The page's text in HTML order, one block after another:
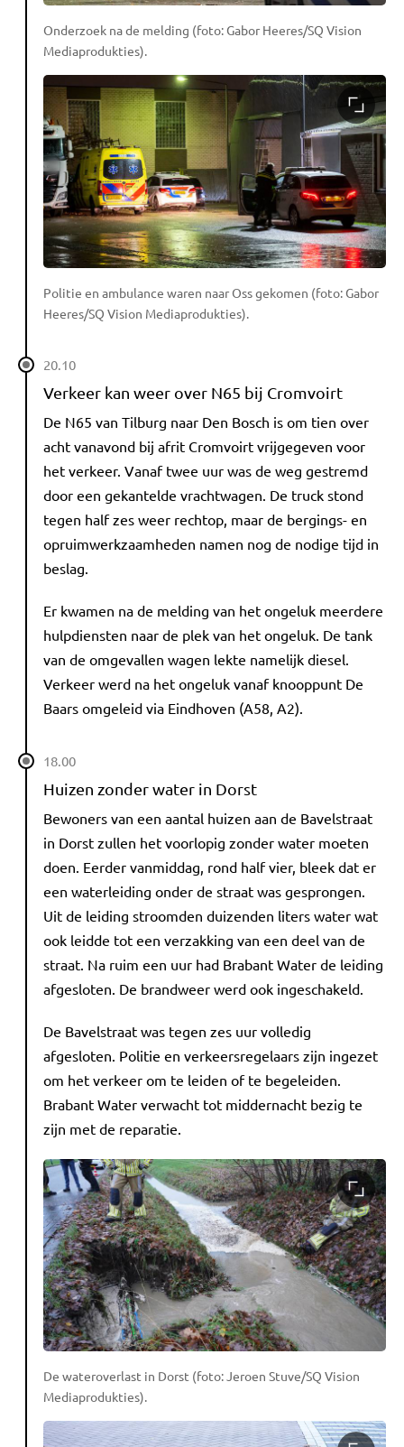
Onderzoek na de melding (foto: Gabor Heeres/SQ Vision
Mediaprodukties).
Politie en ambulance waren naar Oss gekomen (foto: Gabor
Heeres/SQ Vision Mediaprodukties).
20.10
Verkeer kan weer over N65 bij Cromvoirt
De N65 van Tilburg naar Den Bosch is om tien over
acht vanavond bij afrit Cromvoirt vrijgegeven voor
het verkeer. Vanaf twee uur was de weg gestremd
door een gekantelde vrachtwagen. De truck stond
tegen half zes weer rechtop, maar de bergings- en
opruimwerkzaamheden namen nog de nodige tijd in
beslag.
Er kwamen na de melding van het ongeluk meerdere
hulpdiensten naar de plek van het ongeluk. De tank
van de omgevallen wagen lekte namelijk diesel.
Verkeer werd na het ongeluk vanaf knooppunt De
Baars omgeleid via Eindhoven (A58, A2).
18.00
Huizen zonder water in Dorst
Bewoners van een aantal huizen aan de Bavelstraat
in Dorst zullen het voorlopig zonder water moeten
doen. Eerder vanmiddag, rond half vier, bleek dat er
een waterleiding onder de straat was gesprongen.
Uit de leiding stroomden duizenden liters water wat
ook leidde tot een verzakking van een deel van de
straat. Na ruim een uur had Brabant Water de leiding
afgesloten. De brandweer werd ook ingeschakeld.
De Bavelstraat was tegen zes uur volledig
afgesloten. Politie en verkeersregelaars zijn ingezet
om het verkeer om te leiden of te begeleiden.
Brabant Water verwacht tot middernacht bezig te
zijn met de reparatie.
De wateroverlast in Dorst (foto: Jeroen Stuve/SQ Vision
Mediaprodukties).